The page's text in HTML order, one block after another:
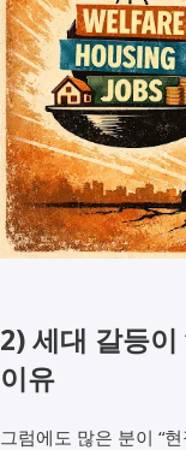
2) 세대 갈등이
이유
그럼에도 많은 분이 “